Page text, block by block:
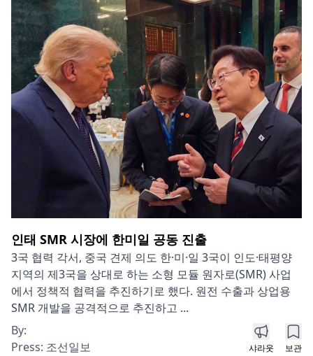
인태 SMR 시장에 한미일 공동 진출
3국 협력 각서, 중국 견제 의도 한·미·일 3국이 인도·태평양
지역의 제3국을 상대로 하는 소형 모듈 원자로(SMR) 사업
에서 정책적 협력을 추진하기로 했다. 원전 수출과 상업용
SMR 개발을 공격적으로 추진하고 ...
By:
Press: 조선일보 샤라웃 보관